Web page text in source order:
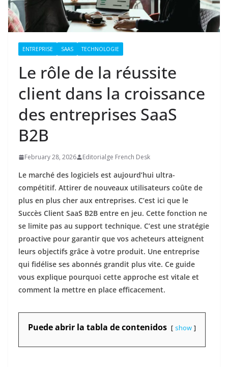
ENTREPRISE SAAS TECHNOLOGIE
Le rôle de la réussite
client dans la croissance
des entreprises SaaS
B2B
February 28, 2026 Editorialge French Desk
Le marché des logiciels est aujourd’hui ultra-
compétitif. Attirer de nouveaux utilisateurs coûte de
plus en plus cher aux entreprises. C’est ici que le
Succès Client SaaS B2B entre en jeu. Cette fonction ne
se limite pas au support technique. C’est une stratégie
proactive pour garantir que vos acheteurs atteignent
leurs objectifs grâce à votre produit. Une entreprise
qui fidélise ses abonnés grandit plus vite. Ce guide
vous explique pourquoi cette approche est vitale et
comment la mettre en place efficacement.
Puede abrir la tabla de contenidos show